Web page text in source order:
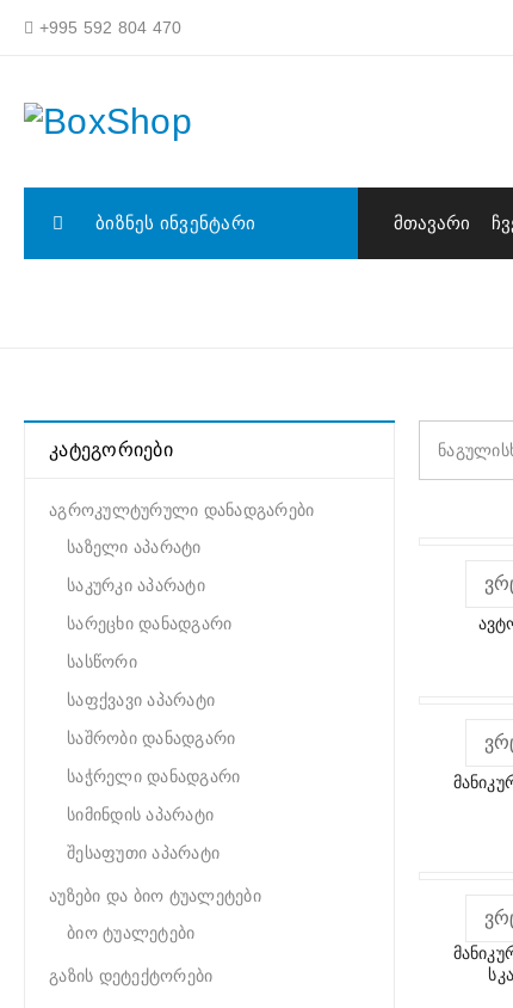
+995 592 804 470
ᲑᲘᲖᲜᲔᲡ ᲘᲜᲕᲔᲜᲢᲐᲠᲘ ᲛᲗᲐᲕᲐᲠᲘ
ᲙᲐᲢᲔᲒᲝᲠᲘᲔᲑᲘ
აგროკულტურული დანადგარები
საზელი აპარატი
საკურკი აპარატი
სარეცხი დანადგარი
სასწორი
საფქვავი აპარატი
საშრობი დანადგარი
საჭრელი დანადგარი
სიმინდის აპარატი
შესაფუთი აპარატი
აუზები და ბიო ტუალეტები
ბიო ტუალეტები
გაზის დეტექტორები